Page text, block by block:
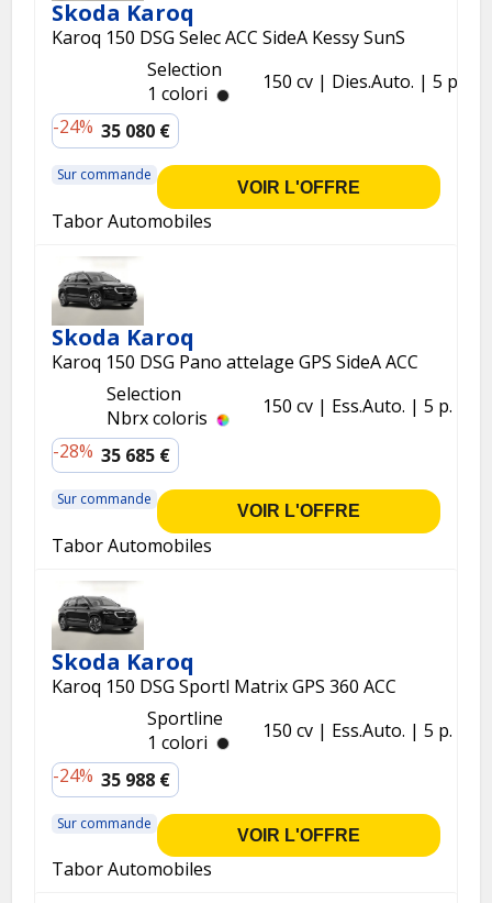
Skoda Karoq
Karoq 150 DSG Selec ACC SideA Kessy SunS
Selection
1 colori
150 cv Dies.Auto.
5 p.
-24% 35 080 €
Sur commande
VOIR L'OFFRE
Tabor Automobiles
Skoda Karoq
Karoq 150 DSG Pano attelage GPS SideA ACC
Selection
Nbrx coloris
150 cv Ess.Auto.
5 p.
-28% 35 685 €
Sur commande
VOIR L'OFFRE
Tabor Automobiles
Skoda Karoq
Karoq 150 DSG Sportl Matrix GPS 360 ACC
Sportline
1 colori
150 cv Ess.Auto.
5 p.
-24% 35 988 €
Sur commande
VOIR L'OFFRE
Tabor Automobiles